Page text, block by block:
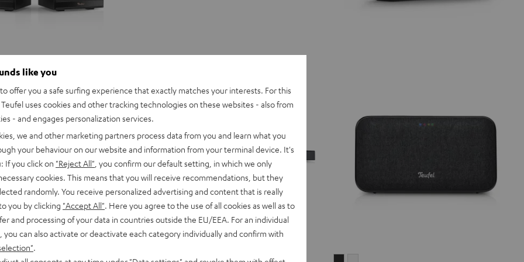
like you
offer you a safe surfing experience that exactly matches your interests. For this
uses cookies and other tracking technologies on these websites - also from
- and engages personalization services.
we and other marketing partners process data from you and learn what you
your behaviour on our website and information from your terminal device. It's
If you click on "Reject All" , you confirm our default setting, in which we only
cookies. This means that you will receive recommendations, but they
randomly. You receive personalized advertising and content that is really
you by clicking "Accept All" . Here you agree to the use of all cookies as well as to
and processing of your data in countries outside the EU/EEA. For an individual
you can also activate or deactivate each category individually and confirm with